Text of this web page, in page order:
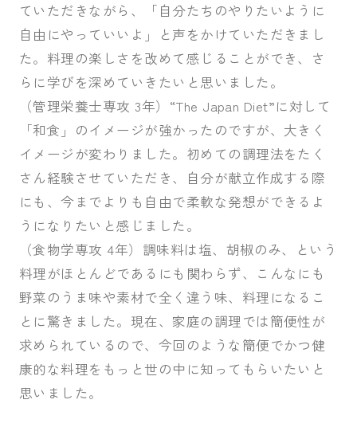
ていただきながら、「自分たちのやりたいように
自由にやっていいよ」と声をかけていただきまし
た。料理の楽しさを改めて感じることができ、さ
らに学びを深めていきたいと思いました。
（管理栄養士専攻 3年）“The Japan Diet”に対して
「和食」のイメージが強かったのですが、大きく
イメージが変わりました。初めての調理法をたく
さん経験させていただき、自分が献立作成する際
にも、今までよりも自由で柔軟な発想ができるよ
うになりたいと感じました。
（食物学専攻 4年）調味料は塩、胡椒のみ、という
料理がほとんどであるにも関わらず、こんなにも
野菜のうま味や素材で全く違う味、料理になるこ
とに驚きました。現在、家庭の調理では簡便性が
求められているので、今回のような簡便でかつ健
康的な料理をもっと世の中に知ってもらいたいと
思いました。